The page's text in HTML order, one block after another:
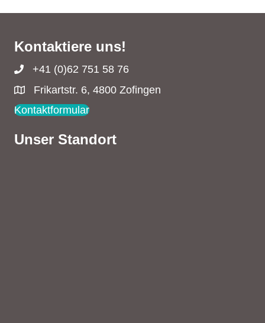
Kontaktiere uns!
+41 (0)62 751 58 76
Frikartstr. 6, 4800 Zofingen
Kontaktformular
Unser Standort